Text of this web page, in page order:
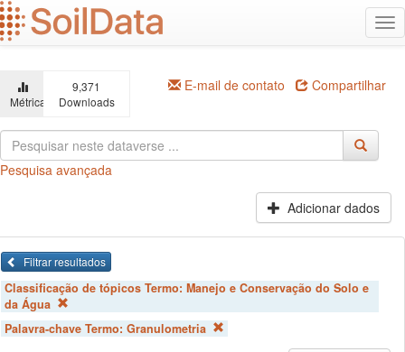
Ir
para
o
principal
Métricas
9,371
Downloads
E-mail de contato Compartilhar
Pesquisa avançada
Adicionar dados
Filtrar resultados
Classificação de tópicos Termo: Manejo e Conservação do Solo e
da Água
Palavra-chave Termo: Granulometria